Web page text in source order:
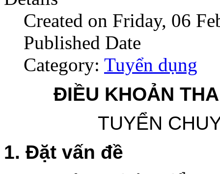
Created on Friday, 06
Published Date
Category: Tuyển dụng
ĐIỀU KHOẢN
TUYỂN
1. Đặt vấn đề